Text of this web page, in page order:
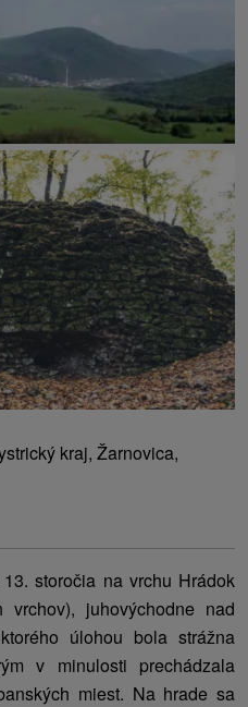
kraj, Žarnovica,
storočia na vrchu Hrádok
vrchov), juhovýchodne nad
úlohou bola strážna
v minulosti prechádzala
miest. Na hrade sa